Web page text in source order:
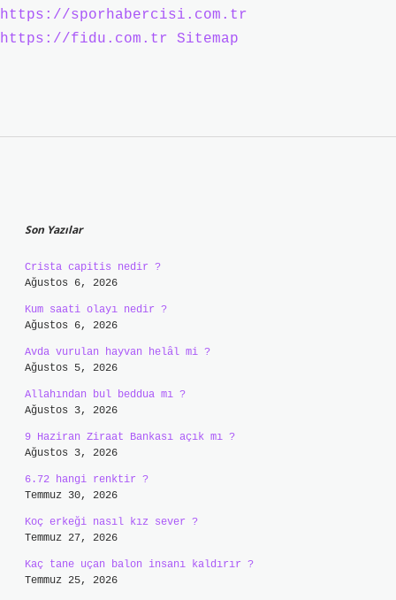
https://sporhabercisi.com.tr
https://fidu.com.tr
Sitemap
Son Yazılar
Crista capitis nedir ?
Ağustos 6, 2026
Kum saati olayı nedir ?
Ağustos 6, 2026
Avda vurulan hayvan helâl mi ?
Ağustos 5, 2026
Allahından bul beddua mı ?
Ağustos 3, 2026
9 Haziran Ziraat Bankası açık mı ?
Ağustos 3, 2026
6.72 hangi renktir ?
Temmuz 30, 2026
Koç erkeği nasıl kız sever ?
Temmuz 27, 2026
Kaç tane uçan balon insanı kaldırır ?
Temmuz 25, 2026